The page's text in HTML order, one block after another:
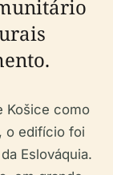
Košice como
o edifício foi
Eslováquia.